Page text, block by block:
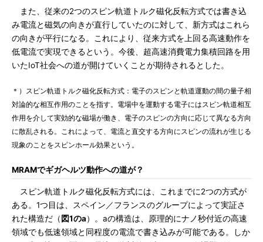
また、従来の2つのスピン軌道トルク磁化反転方式では書き込
み電流と磁気の向きが直行していたのに対して、新方式はこれら
の向きが平行になる。これにより、従来方式を上回る高速動作を
低電流で実現できるという。今後、超高速消費電力集積回路を用
いたIoT社会への道が開けていくことが期待されるとした。
＊）スピン軌道トルク磁化反転方式：電子のスピンと軌道運動の間の量子相
対論的な相互作用のことを指す。電場中を運動する電子にはスピン軌道相互
作用を介して実効的な磁場が働き、電子のスピンの方向に応じて異なる方向
に散乱される。これによって、電流と直交する方向にスピンの流れが生じる
現象のことをスピンホール効果という。
MRAMでギガヘルツ動作への道が？
スピン軌道トルク磁化反転方式には、これまでに2つの方式が
ある。1つ目は、スペイン／フランスのグループによって実証さ
れた構造だ（図1のa）。aの構造は、原理的にナノ秒付近の高速
領域でも低速領域と同程度の電流で書き込みが可能である。しか